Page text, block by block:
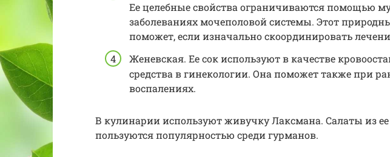
Ее целебные свойства ограничиваются помощью
заболеваниях мочеполовой системы. Этот
поможет, если изначально скоординировать
Женевская. Ее сок используют в качестве
средства в гинекологии. Она поможет также при
воспалениях.
В кулинарии используют живучку Лаксмана. Салаты из
пользуются популярностью среди гурманов.